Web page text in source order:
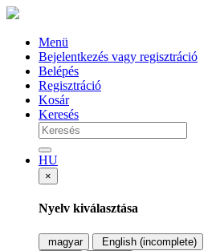
Menü
Bejelentkezés vagy regisztráció
Belépés
Regisztráció
Kosár
Keresés
HU
×
Nyelv kiválasztása
magyar
English (incomplete)